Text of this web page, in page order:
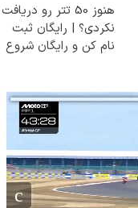
هنوز 50 تتر رو دریافت
نکردی؟ | رایگان ثبت
نام کن و رایگان شروع